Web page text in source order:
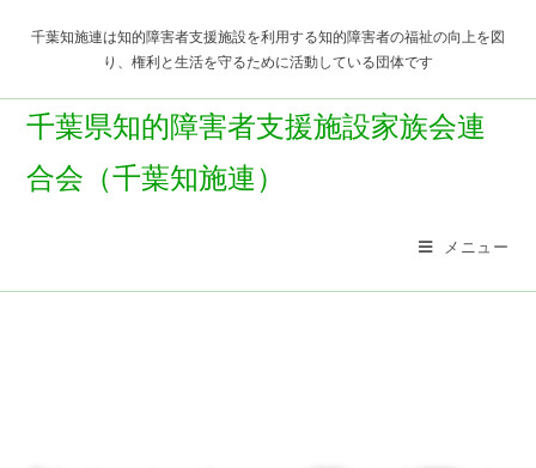
千葉知施連は知的障害者支援施設を利用する知的障害者の福祉の向上を図
り、権利と生活を守るために活動している団体です
千葉県知的障害者支援施設家族会連
合会（千葉知施連）
メニュー